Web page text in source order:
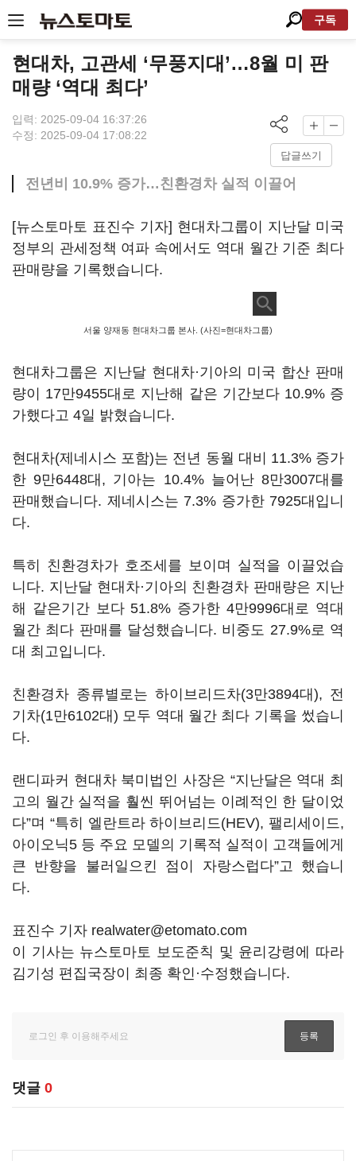
구독
현대차, 고관세 ‘무풍지대’…8월 미 판
매량 ‘역대 최다’
입력: 2025-09-04 16:37:26
수정: 2025-09-04 17:08:22
답글쓰기
전년비 10.9% 증가…친환경차 실적 이끌어
[뉴스토마토 표진수 기자] 현대차그룹이 지난달 미국
정부의 관세정책 여파 속에서도 역대 월간 기준 최다
판매량을 기록했습니다.
서울 양재동 현대차그룹 본사. (사진=현대차그룹)
현대차그룹은 지난달 현대차·기아의 미국 합산 판매
량이 17만9455대로 지난해 같은 기간보다 10.9% 증
가했다고 4일 밝혔습니다.
현대차(제네시스 포함)는 전년 동월 대비 11.3% 증가
한 9만6448대, 기아는 10.4% 늘어난 8만3007대를
판매했습니다. 제네시스는 7.3% 증가한 7925대입니
다.
특히 친환경차가 호조세를 보이며 실적을 이끌었습
니다. 지난달 현대차·기아의 친환경차 판매량은 지난
해 같은기간 보다 51.8% 증가한 4만9996대로 역대
월간 최다 판매를 달성했습니다. 비중도 27.9%로 역
대 최고입니다.
친환경차 종류별로는 하이브리드차(3만3894대), 전
기차(1만6102대) 모두 역대 월간 최다 기록을 썼습니
다.
랜디파커 현대차 북미법인 사장은 “지난달은 역대 최
고의 월간 실적을 훨씬 뛰어넘는 이례적인 한 달이었
다”며 “특히 엘란트라 하이브리드(HEV), 팰리세이드,
아이오닉5 등 주요 모델의 기록적 실적이 고객들에게
큰 반향을 불러일으킨 점이 자랑스럽다”고 했습니
다.
표진수 기자 realwater@etomato.com
이 기사는 뉴스토마토 보도준칙 및 윤리강령에 따라
김기성 편집국장이 최종 확인·수정했습니다.
댓글 0